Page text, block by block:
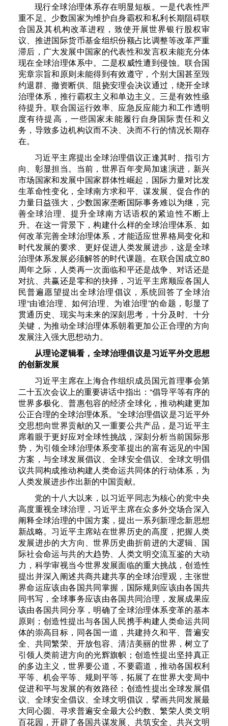
现行全球治理体系存在明显短板。一是代表性严
重不足。少数国家为维护自身霸权和私利长期阻碍联
合国及其机构改革进程，致使开展世界银行股权审
议、推进国际货币基金组织份额占比调整等改革严重
滞后，广大发展中国家的代表性和发言权未能充分体
现在全球治理体系中。二是权威性遭到侵蚀。联合国
宪章宗旨和原则未能得到有效遵守，个别大国甚至毁
约退群、撤资断供、阻挠安理会决议通过，绕开全球
治理体系，推行霸权主义和单边主义。三是有效性亟
待提升。联合国运行效率、应急反应能力和工作透明
度有待提高，一些国家未能履行自身国际责任和义
务，导致多边机构议而不决、决而不行的情况长期存
在。
习近平主席提出全球治理倡议正逢其时、指引方
向、彰显担当。当前，世界百年变局加速演进，新兴
市场国家和发展中国家群体性崛起，国际力量对比发
生革命性变化，全球南方求和平、谋发展、促合作的
力量日益强大，少数国家垄断国际事务难以为继，完
善全球治理、提升全球南方话语权的紧迫性不断上
升。在这一背景下，构建什么样的全球治理体系、如
何改革完善全球治理体系，才能适应世界格局变化和
时代发展的要求、更好促进人类发展进步，这是全球
治理体系发展必须解答的时代课题。在联合国成立80
周年之际，人类再一次面临和平还是战争、对话还是
对抗、共赢还是零和的抉择，习近平主席顺应各国人
民普遍愿望提出全球治理倡议，系统回答了全球治
理“由谁治理、如何治理、为谁治理”的命题，彰显了
贯通历史、现实与未来的深刻思考，十分及时、十分
关键，为推动全球治理体系朝着更加公正合理的方向
发展注入强大思想动力。
从理论逻辑看，全球治理倡议是习近平外交思想
的创新发展
习近平主席在上海合作组织成员国元首理事会第
二十五次会议上的重要讲话中指出：“倡导平等有序的
世界多极化、普惠包容的经济全球化，推动构建更加
公正合理的全球治理体系。”全球治理倡议是习近平外
交思想向世界贡献的又一重要公共产品，是习近平主
席着眼于更好应对全球性挑战，深刻分析当前国际形
势，为引领全球治理体系变革提出的富有远见的中国
方案，与全球发展倡议、全球安全倡议、全球文明倡
议共同构成推动构建人类命运共同体的行动体系，为
人类发展进步作出新的中国贡献。
党的十八大以来，以习近平同志为核心的党中央
高度重视全球治理，习近平主席在众多外交场合深入
阐释全球治理的中国方案，提出一系列新理念新思想
新战略。习近平主席站在世界历史的高度，把握人类
发展进步的大方向、世界历史曲折前进的大逻辑、国
际社会命运与共的大趋势、人类文明交流互鉴的大动
力，科学审视当今世界发展面临的重大挑战，创造性
提出并深入阐述共商共建共享的全球治理观，主张世
界命运应该由各国共同掌握，国际规则应该由各国共
同书写，全球事务应该由各国共同治理，发展成果应
该由各国共同分享，明确了全球治理体系变革的基本
原则；创造性提出与各国人民携手构建人类命运共同
体的崇高目标，同各国一道，共建持久和平、普遍安
全、共同繁荣、开放包容、清洁美丽的世界，树立了
引领人类前进方向的光辉旗帜；创造性提出坚持真正
的多边主义，世界要公道，不要霸道，推动各国权利
平等、机会平等、规则平等，拓展了在世界大变局中
促进和平与发展的有效路径；创造性提出全球发展倡
议、全球安全倡议、全球文明倡议，擘画共同发展最
大同心圆、寻求普遍安全最大公约数、繁荣人类文明
百花园，开辟了各国共谋发展、共筑安全、共兴文明